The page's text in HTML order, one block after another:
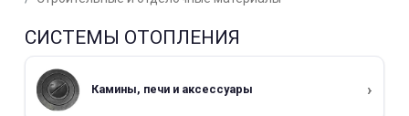
СИСТЕМЫ ОТОПЛЕНИЯ
Камины, печи и аксессуары